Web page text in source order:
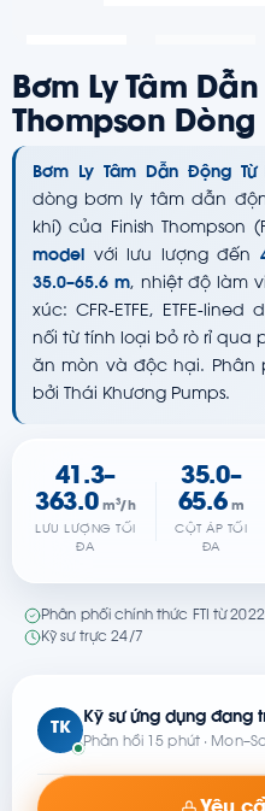
Bơm Ly Tâm
Thompson Dòng
Bơm Ly Tâm Dẫn Động Từ
dòng bơm ly tâm dẫn
khí) của Finish Thompson
model với lưu lượng đến
35.0–65.6 m, nhiệt độ làm
xúc: CFR-ETFE, ETFE-
nối từ tính loại bỏ rò rỉ
ăn mòn và độc hại. Phân
bởi Thái Khương Pumps.
41.3–
363.0 m³/h
LƯU LƯỢNG TỐI
ĐA
35.0–
65.6 m
CỘT ÁP TỐI
ĐA
Phân phối chính thức FTI từ 2022
Kỹ sư trực 24/7
TK
Kỹ sư ứng dụng đang
Phản hồi 15 phút ·